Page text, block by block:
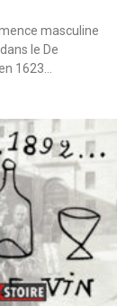
masculine
le De
1623…